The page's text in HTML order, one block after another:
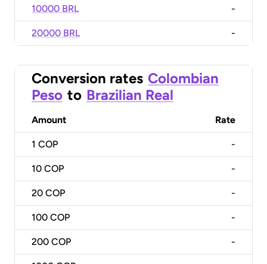
10000 BRL -
20000 BRL -
Conversion rates Colombian
Peso to Brazilian Real
Amount Rate
1 COP -
10 COP -
20 COP -
100 COP -
200 COP -